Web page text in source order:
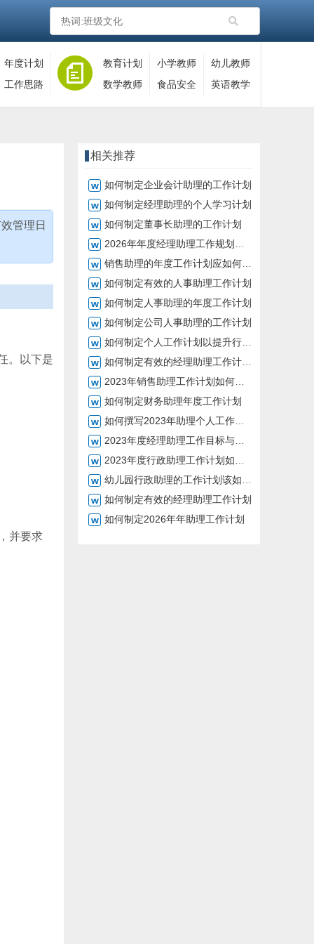
年度计划
工作思路
教育计划 小学教师
幼儿教师
数学教师
食品安全 英语教学
管理日
。以下是
并要求
相关推荐
如何制定企业会计助理的工作计划
如何制定经理助理的个人学习计划
如何制定董事长助理的工作计划
2026年年度经理助理工作规划如何制定
销售助理的年度工作计划应如何制定
如何制定有效的人事助理工作计划
如何制定人事助理的年度工作计划
如何制定公司人事助理的工作计划
如何制定个人工作计划以提升行政助理工作效率
如何制定有效的经理助理工作计划2026年
2023年销售助理工作计划如何制定
如何制定财务助理年度工作计划
如何撰写2023年助理个人工作计划
2023年度经理助理工作目标与计划探讨
2023年度行政助理工作计划如何制定
幼儿园行政助理的工作计划该如何制定
如何制定有效的经理助理工作计划
如何制定2026年年助理工作计划